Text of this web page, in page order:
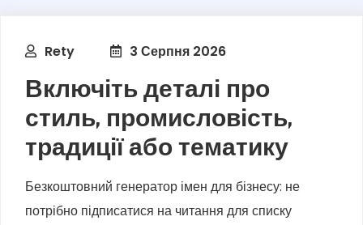
Rety 3 Серпня 2026
Включіть деталі про
стиль, промисловість,
традиції або тематику
Безкоштовний генератор імен для бізнесу: не
потрібно підписатися на читання для списку